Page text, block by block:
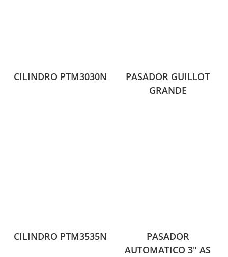
CILINDRO PTM3030N
PASADOR GUILLOT
GRANDE
CILINDRO PTM3535N
PASADOR
AUTOMATICO 3″ AS